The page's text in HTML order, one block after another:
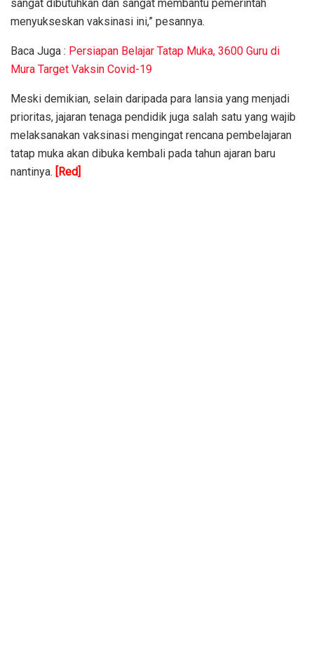
sangat dibutuhkan dan sangat membantu pemerintah
menyukseskan vaksinasi ini,” pesannya.
Baca Juga : Persiapan Belajar Tatap Muka, 3600 Guru di
Mura Target Vaksin Covid-19
Meski demikian, selain daripada para lansia yang menjadi
prioritas, jajaran tenaga pendidik juga salah satu yang wajib
melaksanakan vaksinasi mengingat rencana pembelajaran
tatap muka akan dibuka kembali pada tahun ajaran baru
nantinya. [Red]